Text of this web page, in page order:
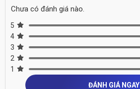
Chưa có đánh giá nào.
5
4
3
2
1
ĐÁNH GIÁ NGAY